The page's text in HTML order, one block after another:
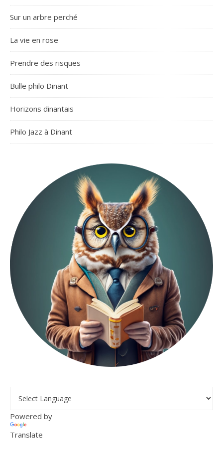
Sur un arbre perché
La vie en rose
Prendre des risques
Bulle philo Dinant
Horizons dinantais
Philo Jazz à Dinant
Powered by
Translate